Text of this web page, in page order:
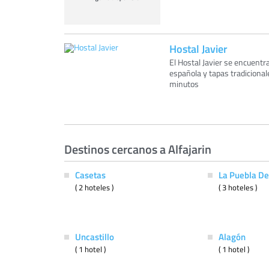
Hostal Javier
El Hostal Javier se
española y tapas
minutos
Destinos cercanos a Alfajarin
Casetas
( 2 hoteles )
La Puebla
( 3 hoteles )
Uncastillo
( 1 hotel )
Alagón
( 1 hotel )